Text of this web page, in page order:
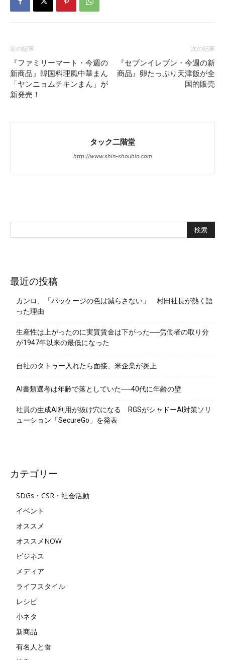
前の記事
『ファミリーマート・今週の
新商品』韓国料理風中華まん
「ヤンニョムチキンまん」が
新発売！
次の記事
『セブンイレブン・今週の新
商品』卵たっぷり天津飯が全
国的販売
タック二階堂
http://www.shin-shouhin.com
最近の投稿
カンロ、「パッケージの色は減らさない」 村田社長が熱く語
った理由
生産性は上がったのに実質賃金は下がった──労働者の取り分
が1947年以来の最低になった
自社のタトゥー入れたら面接、米企業が炎上
AI書類選考は年齢で落としていた──40代に年齢の壁
社員の生成AI利用が抜け穴になる RGSがシャドーAI対策ソリ
ューション「SecureGo」を発表
カテゴリー
SDGs・CSR・社会活動
イベント
オススメ
オススメNOW
ビジネス
メディア
ライフスタイル
レシピ
小ネタ
新商品
有名人と食